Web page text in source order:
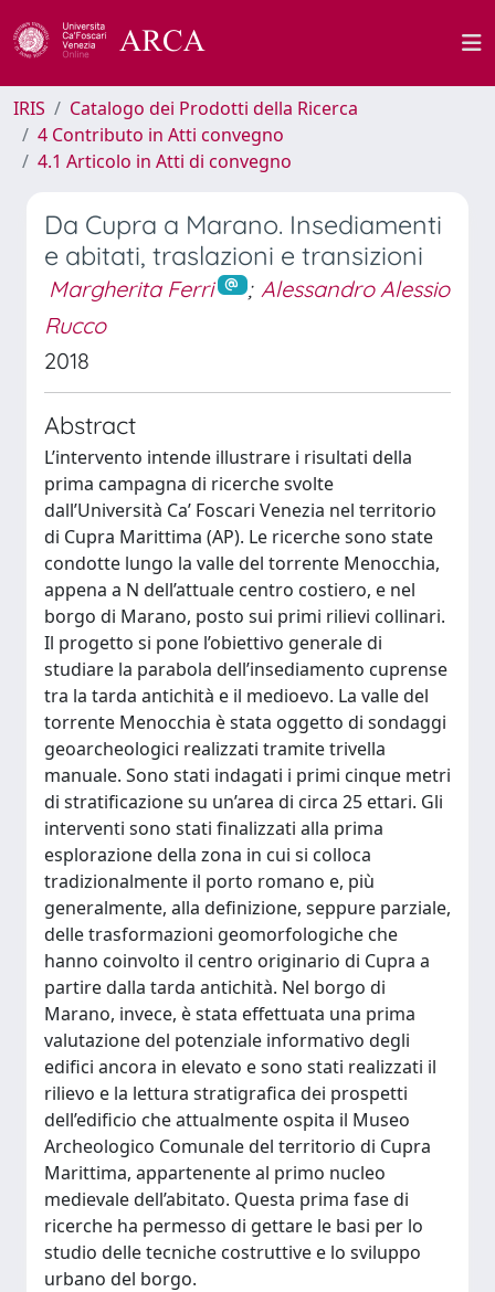
IRIS
Catalogo dei Prodotti della Ricerca
4 Contributo in Atti convegno
4.1 Articolo in Atti di convegno
Da Cupra a Marano. Insediamenti
e abitati, traslazioni e transizioni
Margherita Ferri ; Alessandro Alessio
Rucco
2018
Abstract
L’intervento intende illustrare i risultati della
prima campagna di ricerche svolte
dall’Università Ca’ Foscari Venezia nel territorio
di Cupra Marittima (AP). Le ricerche sono state
condotte lungo la valle del torrente Menocchia,
appena a N dell’attuale centro costiero, e nel
borgo di Marano, posto sui primi rilievi collinari.
Il progetto si pone l’obiettivo generale di
studiare la parabola dell’insediamento cuprense
tra la tarda antichità e il medioevo. La valle del
torrente Menocchia è stata oggetto di sondaggi
geoarcheologici realizzati tramite trivella
manuale. Sono stati indagati i primi cinque metri
di stratificazione su un’area di circa 25 ettari. Gli
interventi sono stati finalizzati alla prima
esplorazione della zona in cui si colloca
tradizionalmente il porto romano e, più
generalmente, alla definizione, seppure parziale,
delle trasformazioni geomorfologiche che
hanno coinvolto il centro originario di Cupra a
partire dalla tarda antichità. Nel borgo di
Marano, invece, è stata effettuata una prima
valutazione del potenziale informativo degli
edifici ancora in elevato e sono stati realizzati il
rilievo e la lettura stratigrafica dei prospetti
dell’edificio che attualmente ospita il Museo
Archeologico Comunale del territorio di Cupra
Marittima, appartenente al primo nucleo
medievale dell’abitato. Questa prima fase di
ricerche ha permesso di gettare le basi per lo
studio delle tecniche costruttive e lo sviluppo
urbano del borgo.